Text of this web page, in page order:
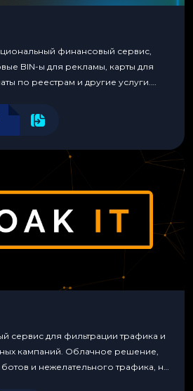
финансовый сервис,
BIN-ы для рекламы, карты для
по реестрам и другие услуги.
финансами.
сервис для фильтрации трафика и
кампаний. Облачное решение,
и нежелательного трафика, не